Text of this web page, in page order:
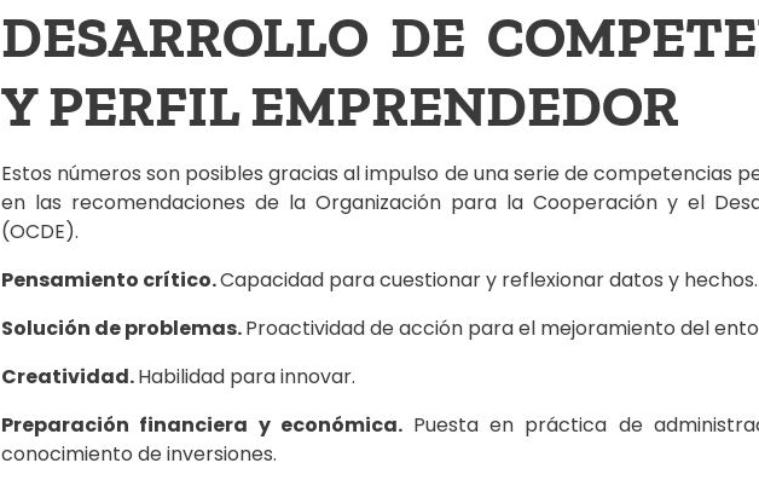
DESARROLLO DE
Y PERFIL EMPRENDEDOR
Estos números son posibles gracias al impulso de una serie de competencias
en las recomendaciones de la Organización para la Cooperación y el
(OCDE).
Pensamiento crítico.Capacidad para cuestionar y reflexionar datos y hechos.
Solución de problemas.Proactividad de acción para el mejoramiento del
Creatividad.Habilidad para innovar.
Preparación financiera y económica. Puesta en práctica de
conocimiento de inversiones.